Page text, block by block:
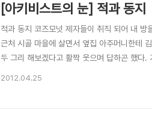
[아키비스트의 눈] 적과 동지
적과 동지 코즈모넛 제자들이 취직 되어 내
근처 시골 마을에 살면서 옆집 아주머니한테
두 그리 해보겠다고 활짝 웃으며 답하곤 했다
2012.04.25